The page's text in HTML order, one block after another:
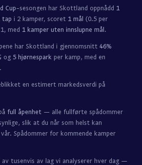
Cup-sesongen har Skottland oppnådd 1
tap i 2 kamper, scoret 1 mål (0.5 per
med 1 kamper uten innslupne mål.
har Skottland i gjennomsnitt 46%
og 5 hjørnespark per kamp, med en
.
en estimert markedsverdi på
full åpenhet — alle fullførte spådommer
slik at du når som helst kan
Spådommer for kommende kamper
tusenvis av lag vi analyserer hver dag —